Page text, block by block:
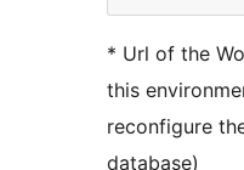
* Url of the
this
reconfigure
database)